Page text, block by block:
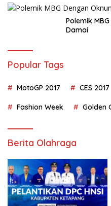
Polemik
Damai
Popular Tags
MotoGP 2017 CES 2017
Fashion Week Golden
Berita Olahraga